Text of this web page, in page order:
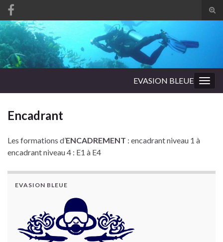
EVASION BLEUE
Encadrant
Les formations d’ENCADREMENT : encadrant niveau 1 à
encadrant niveau 4 : E1 à E4
EVASION BLEUE